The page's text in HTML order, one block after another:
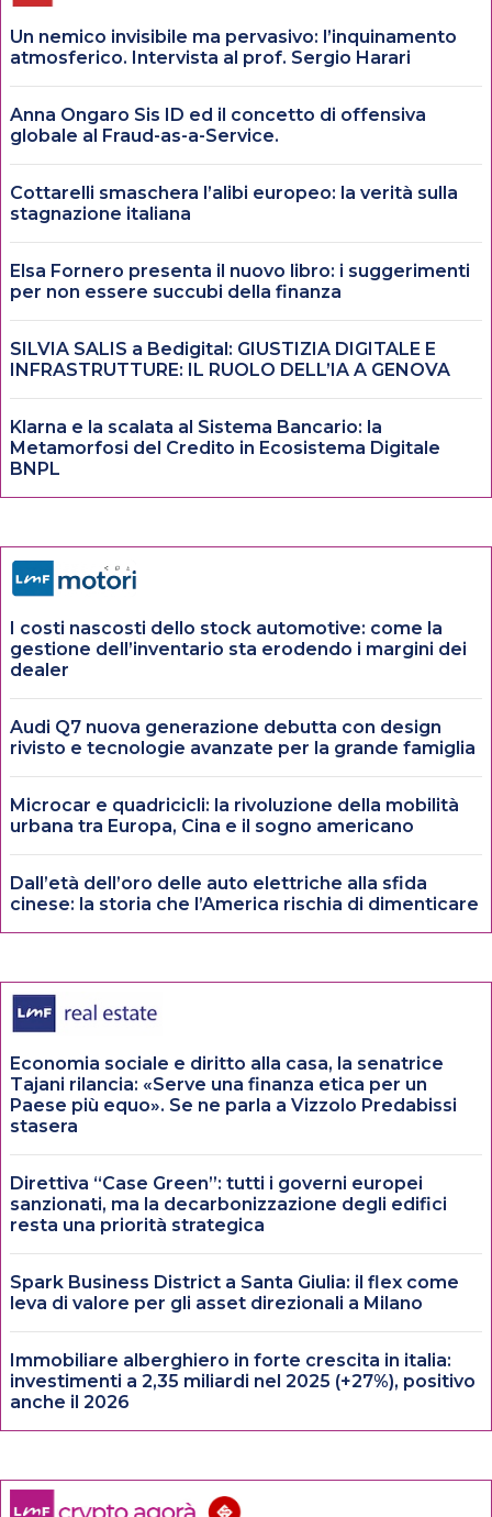
Un nemico invisibile ma pervasivo: l’inquinamento
atmosferico. Intervista al prof. Sergio Harari
Anna Ongaro Sis ID ed il concetto di offensiva
globale al Fraud-as-a-Service.
Cottarelli smaschera l’alibi europeo: la verità sulla
stagnazione italiana
Elsa Fornero presenta il nuovo libro: i suggerimenti
per non essere succubi della finanza
SILVIA SALIS a Bedigital: GIUSTIZIA DIGITALE E
INFRASTRUTTURE: IL RUOLO DELL’IA A GENOVA
Klarna e la scalata al Sistema Bancario: la
Metamorfosi del Credito in Ecosistema Digitale
BNPL
I costi nascosti dello stock automotive: come la
gestione dell’inventario sta erodendo i margini dei
dealer
Audi Q7 nuova generazione debutta con design
rivisto e tecnologie avanzate per la grande famiglia
Microcar e quadricicli: la rivoluzione della mobilità
urbana tra Europa, Cina e il sogno americano
Dall’età dell’oro delle auto elettriche alla sfida
cinese: la storia che l’America rischia di dimenticare
Economia sociale e diritto alla casa, la senatrice
Tajani rilancia: «Serve una finanza etica per un
Paese più equo». Se ne parla a Vizzolo Predabissi
stasera
Direttiva “Case Green”: tutti i governi europei
sanzionati, ma la decarbonizzazione degli edifici
resta una priorità strategica
Spark Business District a Santa Giulia: il flex come
leva di valore per gli asset direzionali a Milano
Immobiliare alberghiero in forte crescita in italia:
investimenti a 2,35 miliardi nel 2025 (+27%), positivo
anche il 2026